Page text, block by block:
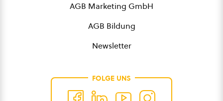
AGB Marketing GmbH
AGB Bildung
Newsletter
FOLGE UNS